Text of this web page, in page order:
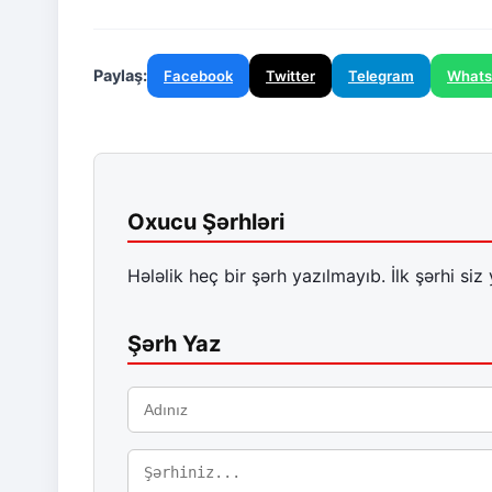
Paylaş: Facebook Twitter Telegram
Oxucu Şərhləri
Hələlik heç bir şərh yazılmayıb. İlk şərhi siz
Şərh Yaz